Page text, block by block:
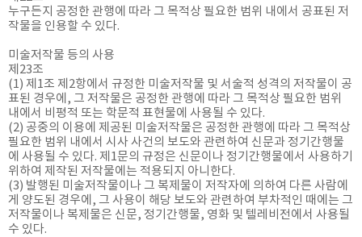
누구든지 공정한 관행에 따라 그 목적상 필요한 범위 내에서 공표된 저
작물을 인용할 수 있다.
미술저작물 등의 사용
제23조
(1) 제1조 제2항에서 규정한 미술저작물 및 서술적 성격의 저작물이 공
표된 경우에, 그 저작물은 공정한 관행에 따라 그 목적상 필요한 범위
내에서 비평적 또는 학문적 표현물에 사용될 수 있다.
(2) 공중의 이용에 제공된 미술저작물은 공정한 관행에 따라 그 목적상
필요한 범위 내에서 시사 사건의 보도와 관련하여 신문과 정기간행물
에 사용될 수 있다. 제1문의 규정은 신문이나 정기간행물에서 사용하기
위하여 제작된 저작물에는 적용되지 아니한다.
(3) 발행된 미술저작물이나 그 복제물이 저작자에 의하여 다른 사람에
게 양도된 경우에, 그 사용이 해당 보도와 관련하여 부차적인 때에는 그
저작물이나 복제물은 신문, 정기간행물, 영화 및 텔레비전에서 사용될
수 있다.